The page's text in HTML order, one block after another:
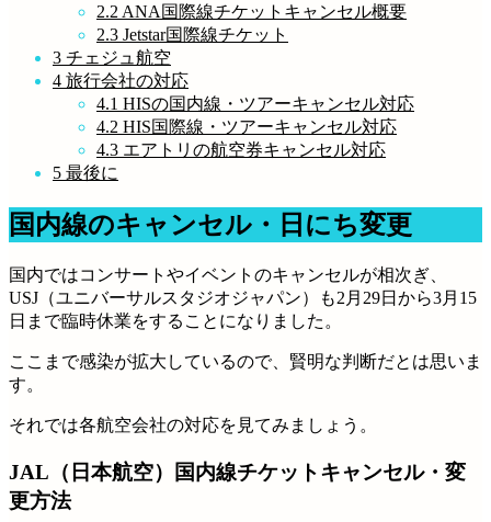
2.2ANA国際線チケットキャンセル概要
2.3 Jetstar国際線チケット
3 チェジュ航空
4 旅行会社の対応
4.1 HISの国内線・ツアーキャンセル対応
4.2 HIS国際線・ツアーキャンセル対応
4.3 エアトリの航空券キャンセル対応
5 最後に
国内線のキャンセル・日にち変更
国内ではコンサートやイベントのキャンセルが相次ぎ、
USJ（ユニバーサルスタジオジャパン）も2月29日から3月15
日まで臨時休業をすることになりました。
ここまで感染が拡大しているので、賢明な判断だとは思いま
す。
それでは各航空会社の対応を見てみましょう。
JAL（日本航空）国内線チケットキャンセル・変
更方法